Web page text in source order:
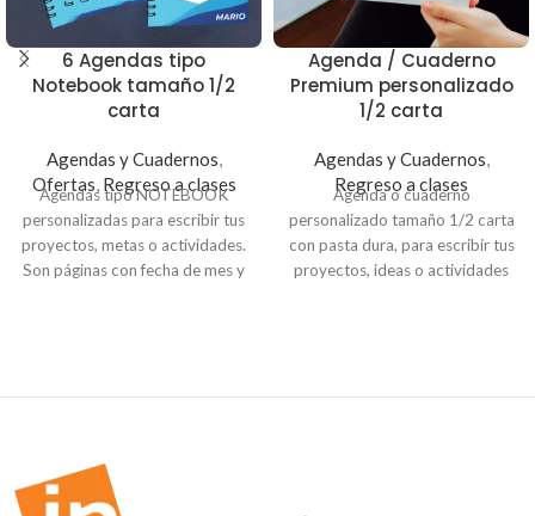
6 Agendas tipo
Notebook tamaño 1/2
carta
Agendas y Cuadernos,
Ofertas, Regreso a clases
Agendas tipo NOTEBOOK
personalizadas para escribir tus
proyectos, metas o actividades.
Son páginas con fecha de mes y
incluye tiempo de diseño.
Agenda / Cuaderno
Premium personalizado
1/2 carta
Agendas y Cuadernos,
Regreso a clases
Agenda o cuaderno
personalizado tamaño 1/2 carta
con pasta dura, para escribir tus
proyectos, ideas o actividades